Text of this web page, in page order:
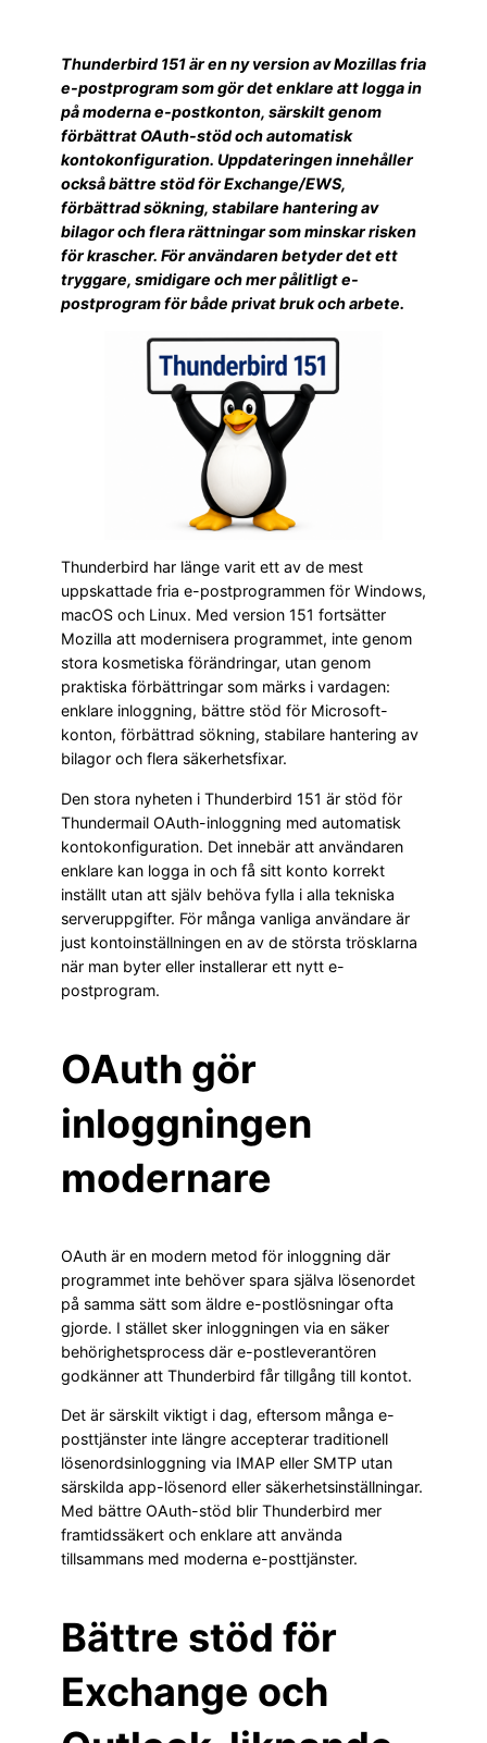
Thunderbird 151 är en ny version av Mozillas fria
e-postprogram som gör det enklare att logga in
på moderna e-postkonton, särskilt genom
förbättrat OAuth-stöd och automatisk
kontokonfiguration. Uppdateringen innehåller
också bättre stöd för Exchange/EWS,
förbättrad sökning, stabilare hantering av
bilagor och flera rättningar som minskar risken
för krascher. För användaren betyder det ett
tryggare, smidigare och mer pålitligt e-
postprogram för både privat bruk och arbete.
Thunderbird har länge varit ett av de mest
uppskattade fria e-postprogrammen för Windows,
macOS och Linux. Med version 151 fortsätter
Mozilla att modernisera programmet, inte genom
stora kosmetiska förändringar, utan genom
praktiska förbättringar som märks i vardagen:
enklare inloggning, bättre stöd för Microsoft-
konton, förbättrad sökning, stabilare hantering av
bilagor och flera säkerhetsfixar.
Den stora nyheten i Thunderbird 151 är stöd för
Thundermail OAuth-inloggning med automatisk
kontokonfiguration. Det innebär att användaren
enklare kan logga in och få sitt konto korrekt
inställt utan att själv behöva fylla i alla tekniska
serveruppgifter. För många vanliga användare är
just kontoinställningen en av de största trösklarna
när man byter eller installerar ett nytt e-
postprogram.
OAuth gör
inloggningen
modernare
OAuth är en modern metod för inloggning där
programmet inte behöver spara själva lösenordet
på samma sätt som äldre e-postlösningar ofta
gjorde. I stället sker inloggningen via en säker
behörighetsprocess där e-postleverantören
godkänner att Thunderbird får tillgång till kontot.
Det är särskilt viktigt i dag, eftersom många e-
posttjänster inte längre accepterar traditionell
lösenordsinloggning via IMAP eller SMTP utan
särskilda app-lösenord eller säkerhetsinställningar.
Med bättre OAuth-stöd blir Thunderbird mer
framtidssäkert och enklare att använda
tillsammans med moderna e-posttjänster.
Bättre stöd för
Exchange och